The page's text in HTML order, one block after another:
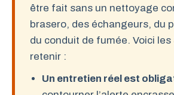
être fait sans un nettoyage
brasero, des échangeurs, du
du conduit de fumée. Voici les
retenir :
Un entretien réel est